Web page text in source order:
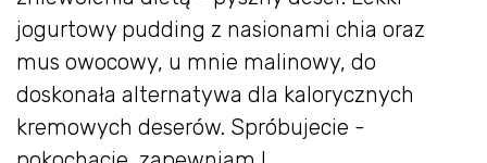
jogurtowy pudding z nasionami chia oraz
mus owocowy, u mnie malinowy, do
doskonała alternatywa dla kalorycznych
kremowych deserów. Spróbujecie -